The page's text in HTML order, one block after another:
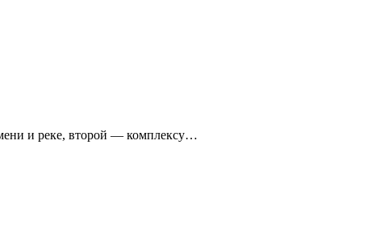
и реке, второй — комплексу…